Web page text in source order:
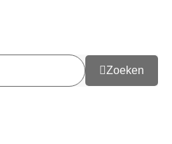
Zoeken